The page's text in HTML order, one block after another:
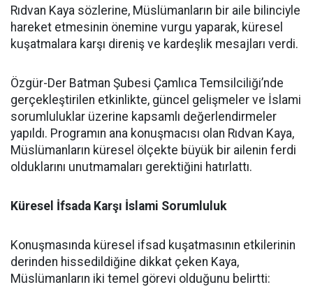
Rıdvan Kaya sözlerine, Müslümanların bir aile bilinciyle
hareket etmesinin önemine vurgu yaparak, küresel
kuşatmalara karşı direniş ve kardeşlik mesajları verdi.
Özgür-Der Batman Şubesi Çamlıca Temsilciliği’nde
gerçekleştirilen etkinlikte, güncel gelişmeler ve İslami
sorumluluklar üzerine kapsamlı değerlendirmeler
yapıldı. Programın ana konuşmacısı olan Rıdvan Kaya,
Müslümanların küresel ölçekte büyük bir ailenin ferdi
olduklarını unutmamaları gerektiğini hatırlattı.
Küresel İfsada Karşı İslami Sorumluluk
Konuşmasında küresel ifsad kuşatmasının etkilerinin
derinden hissedildiğine dikkat çeken Kaya,
Müslümanların iki temel görevi olduğunu belirtti: